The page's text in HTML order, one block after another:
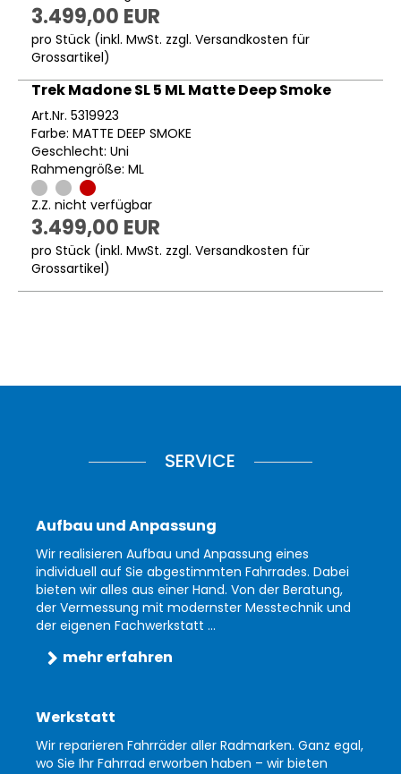
3.499,00 EUR
pro Stück (inkl. MwSt. zzgl. Versandkosten für
Grossartikel)
Trek Madone SL 5 ML Matte Deep Smoke
Art.Nr. 5319923
Farbe: MATTE DEEP SMOKE
Geschlecht: Uni
Rahmengröße: ML
Z.Z. nicht verfügbar
3.499,00 EUR
pro Stück (inkl. MwSt. zzgl. Versandkosten für
Grossartikel)
SERVICE
Aufbau und Anpassung
Wir realisieren Aufbau und Anpassung eines
individuell auf Sie abgestimmten Fahrrades. Dabei
bieten wir alles aus einer Hand. Von der Beratung,
der Vermessung mit modernster Messtechnik und
der eigenen Fachwerkstatt ...
mehr erfahren
Werkstatt
Wir reparieren Fahrräder aller Radmarken. Ganz egal,
wo Sie Ihr Fahrrad erworben haben – wir bieten